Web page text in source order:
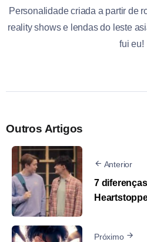
Personalidade criada a partir de
reality shows e lendas do leste
fui eu!
Outros Artigos
Anterior
7
Próximo